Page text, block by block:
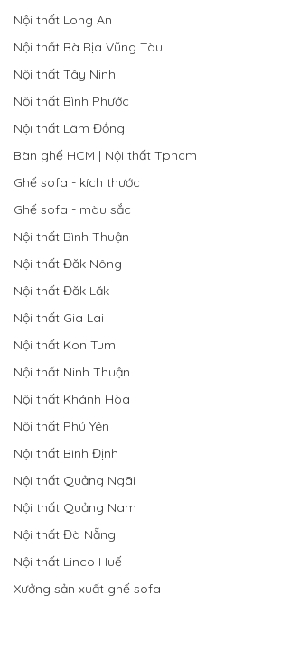
Nội thất Long An
Nội thất Bà Rịa Vũng Tàu
Nội thất Tây Ninh
Nội thất Bình Phước
Nội thất Lâm Đồng
Bàn ghế HCM | Nội thất Tphcm
Ghế sofa - kích thước
Ghế sofa - màu sắc
Nội thất Bình Thuận
Nội thất Đăk Nông
Nội thất Đăk Lăk
Nội thất Gia Lai
Nội thất Kon Tum
Nội thất Ninh Thuận
Nội thất Khánh Hòa
Nội thất Phú Yên
Nội thất Bình Định
Nội thất Quảng Ngãi
Nội thất Quảng Nam
Nội thất Đà Nẵng
Nội thất Linco Huế
Xưởng sản xuất ghế sofa